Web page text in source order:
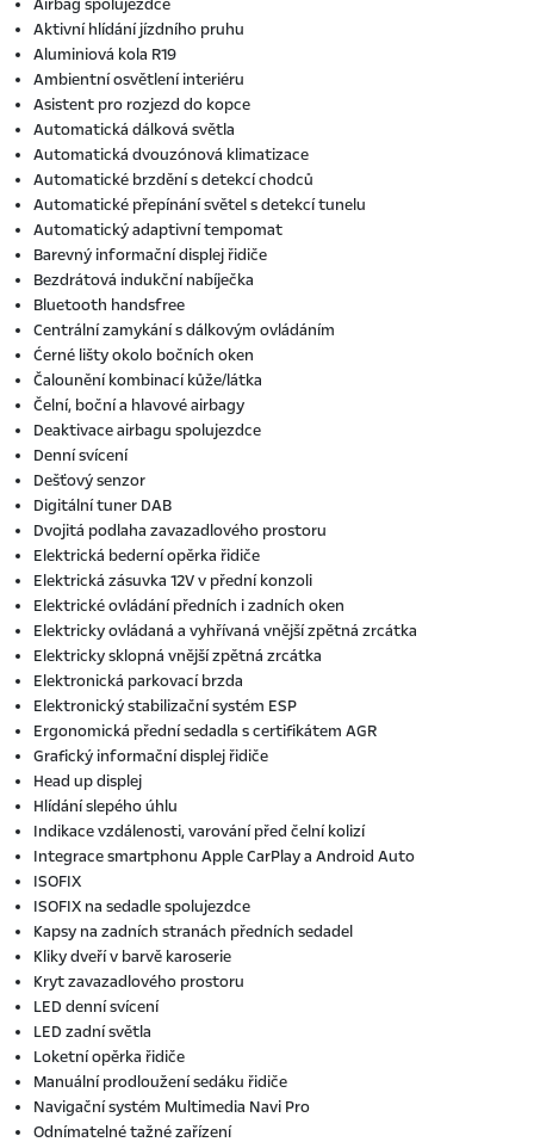
Airbag spolujezdce
Aktivní hlídání jízdního pruhu
Aluminiová kola R19
Ambientní osvětlení interiéru
Asistent pro rozjezd do kopce
Automatická dálková světla
Automatická dvouzónová klimatizace
Automatické brzdění s detekcí chodců
Automatické přepínání světel s detekcí tunelu
Automatický adaptivní tempomat
Barevný informační displej řidiče
Bezdrátová indukční nabíječka
Bluetooth handsfree
Centrální zamykání s dálkovým ovládáním
Ćerné lišty okolo bočních oken
Čalounění kombinací kůže/látka
Čelní, boční a hlavové airbagy
Deaktivace airbagu spolujezdce
Denní svícení
Dešťový senzor
Digitální tuner DAB
Dvojitá podlaha zavazadlového prostoru
Elektrická bederní opěrka řidiče
Elektrická zásuvka 12V v přední konzoli
Elektrické ovládání předních i zadních oken
Elektricky ovládaná a vyhřívaná vnější zpětná zrcátka
Elektricky sklopná vnější zpětná zrcátka
Elektronická parkovací brzda
Elektronický stabilizační systém ESP
Ergonomická přední sedadla s certifikátem AGR
Grafický informační displej řidiče
Head up displej
Hlídání slepého úhlu
Indikace vzdálenosti, varování před čelní kolizí
Integrace smartphonu Apple CarPlay a Android Auto
ISOFIX
ISOFIX na sedadle spolujezdce
Kapsy na zadních stranách předních sedadel
Kliky dveří v barvě karoserie
Kryt zavazadlového prostoru
LED denní svícení
LED zadní světla
Loketní opěrka řidiče
Manuální prodloužení sedáku řidiče
Navigační systém Multimedia Navi Pro
Odnímatelné tažné zařízení